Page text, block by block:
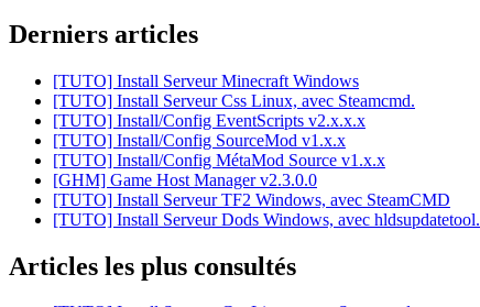
Derniers articles
[TUTO] Install Serveur Minecraft Windows
[TUTO] Install Serveur Css Linux, avec Steamcmd.
[TUTO] Install/Config EventScripts v2.x.x.x
[TUTO] Install/Config SourceMod v1.x.x
[TUTO] Install/Config MétaMod Source v1.x.x
[GHM] Game Host Manager v2.3.0.0
[TUTO] Install Serveur TF2 Windows, avec SteamCMD
[TUTO] Install Serveur Dods Windows, avec hldsupdatetool.
Articles les plus consultés